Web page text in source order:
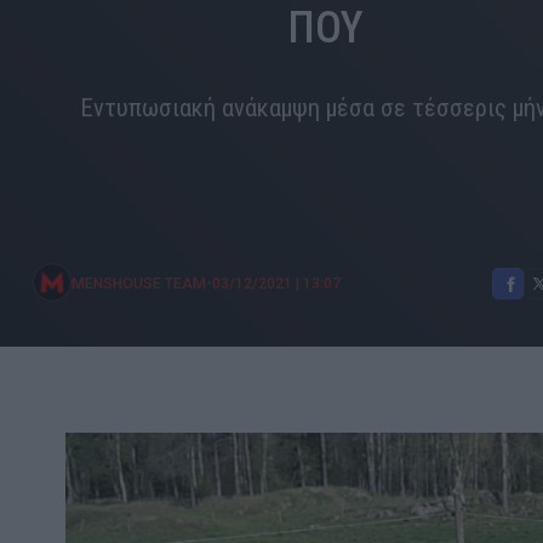
ΠΟΥ
Εντυπωσιακή ανάκαμψη μέσα σε τέσσερις
MENSHOUSE TEAM 03/12/2021 | 13:07